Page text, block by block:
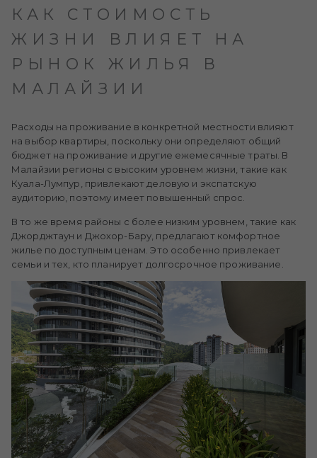
КАК СТОИМОСТЬ
ЖИЗНИ ВЛИЯЕТ НА
РЫНОК ЖИЛЬЯ В
МАЛАЙЗИИ
Расходы на проживание в конкретной местности влияют
на выбор квартиры, поскольку они определяют общий
бюджет на проживание и другие ежемесячные траты. В
Малайзии регионы с высоким уровнем жизни, такие как
Куала-Лумпур, привлекают деловую и экспатскую
аудиторию, поэтому имеет повышенный спрос.
В то же время районы с более низким уровнем, такие как
Джорджтаун и Джохор-Бару, предлагают комфортное
жилье по доступным ценам. Это особенно привлекает
семьи и тех, кто планирует долгосрочное проживание.